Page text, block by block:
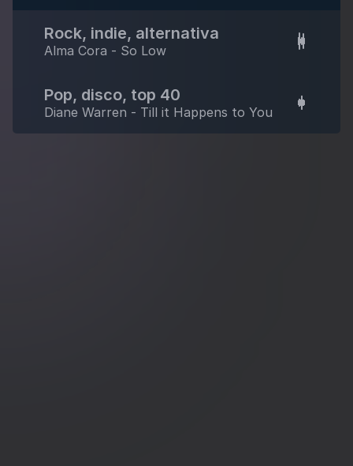
Rock, indie, alternativa
Alma Cora - So Low
Pop, disco, top 40
Diane Warren - Till it Happens to You